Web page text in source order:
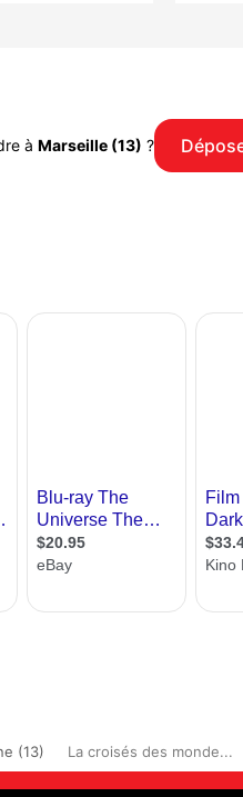
à Marseille (13) ?
(13) La croisés des monde...